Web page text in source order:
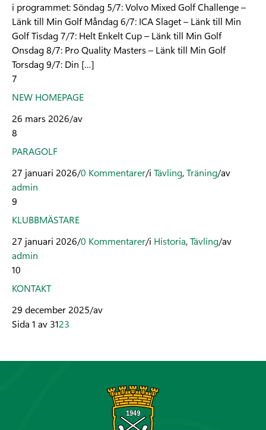
i programmet: Söndag 5/7: Volvo Mixed Golf Challenge –
Länk till Min Golf Måndag 6/7: ICA Slaget – Länk till Min
Golf Tisdag 7/7: Helt Enkelt Cup – Länk till Min Golf
Onsdag 8/7: Pro Quality Masters – Länk till Min Golf
Torsdag 9/7: Din […]
7
NEW HOMEPAGE
26 mars 2026/av
8
PARAGOLF
27 januari 2026/0 Kommentarer/i Tävling,Träning/av
admin
9
KLUBBMÄSTARE
27 januari 2026/0 Kommentarer/i Historia,Tävling/av
admin
10
KONTAKT
29 december 2025/av
Sida 1 av 3123